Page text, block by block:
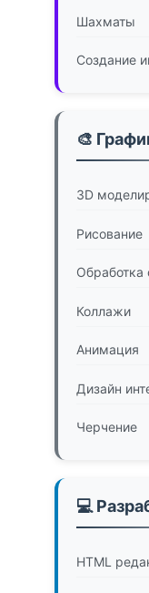
Шахматы
Создание
🎨
3D
Рисование
Обработка
Коллажи
Анимация
Дизайн
Черчение
💻
HTML